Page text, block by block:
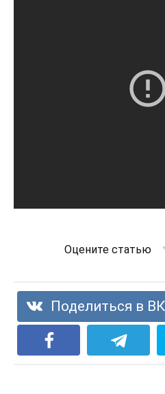
Оцените статью
Поделиться в